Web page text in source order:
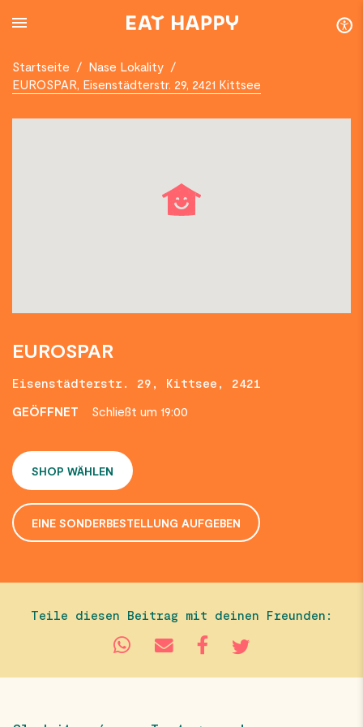
TO
Startseite / Nase Lokality /
EUROSPAR, Eisenstädterstr. 29, 2421 Kittsee
EUROSPAR
Eisenstädterstr. 29, Kittsee, 2421
GEÖFFNET
Schließt um 19:00
SHOP WÄHLEN
EINE SONDERBESTELLUNG AUFGEBEN
Teile diesen Beitrag mit deinen Freunden: